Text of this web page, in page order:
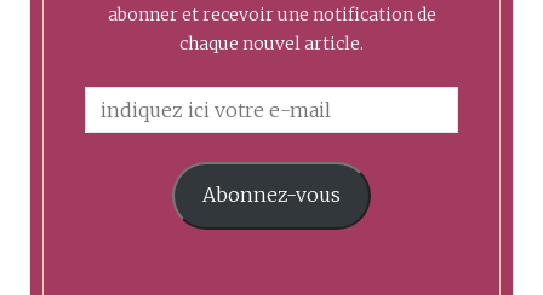
abonner et recevoir une notification de
chaque nouvel article.
Abonnez-vous